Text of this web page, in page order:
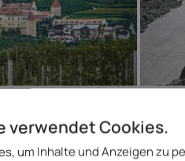
verwendet Cookies.
um Inhalte und Anzeigen zu